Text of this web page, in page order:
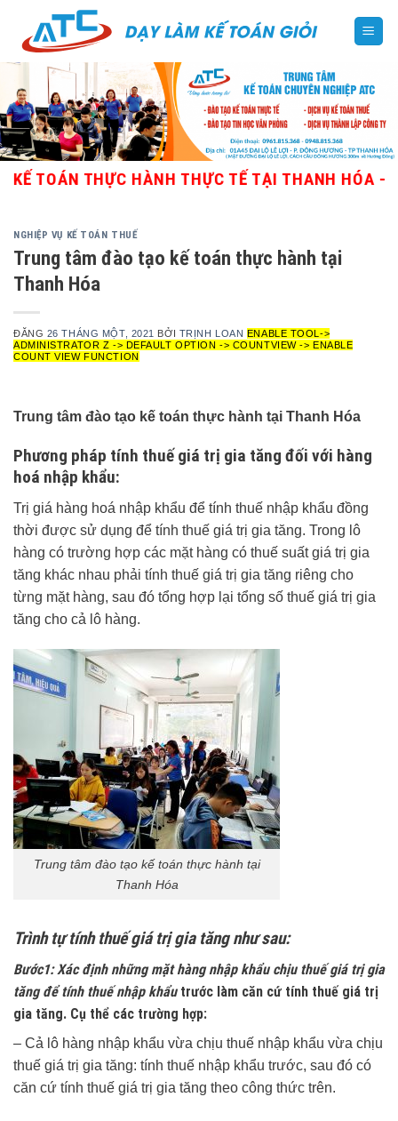
content
THỰC HÀNH THỰC TẾ TẠI THANH HÓA - GIÁO
NGHIỆP VỤ KẾ TOÁN THUẾ
Trung tâm đào tạo kế toán thực hành tại
Thanh Hóa
ĐĂNG 26 THÁNG MỘT, 2021 BỞI TRỊNH LOAN ENABLE TOOL->
ADMINISTRATOR Z -> DEFAULT OPTION -> COUNTVIEW -> ENABLE
COUNT VIEW FUNCTION
Trung tâm đào tạo kế toán thực hành tại Thanh Hóa
Phương pháp tính thuế giá trị gia tăng đối với hàng
hoá nhập khẩu:
Trị giá hàng hoá nhập khẩu để tính thuế nhập khẩu đồng
thời được sử dụng để tính thuế giá trị gia tăng. Trong lô
hàng có trường hợp các mặt hàng có thuế suất giá trị gia
tăng khác nhau phải tính thuế giá trị gia tăng riêng cho
từng mặt hàng, sau đó tổng hợp lại tổng số thuế giá trị gia
tăng cho cả lô hàng.
Trung tâm đào tạo kế toán thực hành tại
Thanh Hóa
Trình tự tính thuế giá trị gia tăng như sau:
Bước1: Xác định những mặt hàng nhập khẩu chịu thuế giá trị gia
tăng để tính thuế nhập khẩutrước làm căn cứ tính thuế giá trị
gia tăng. Cụ thể các trường hợp:
– Cả lô hàng nhập khẩu vừa chịu thuế nhập khẩu vừa chịu
thuế giá trị gia tăng: tính thuế nhập khẩu trước, sau đó có
căn cứ tính thuế giá trị gia tăng theo công thức trên.